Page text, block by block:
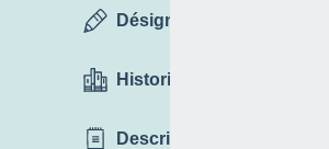
Désignation
Historique
Description